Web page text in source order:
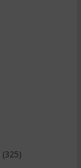
(325)